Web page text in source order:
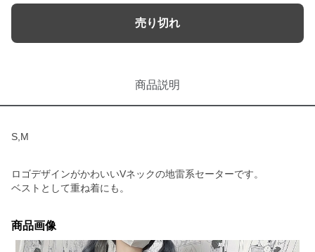
売り切れ
商品説明
S,M
ロゴデザインがかわいいVネックの地雷系セーターです。
ベストとして重ね着にも。
商品画像